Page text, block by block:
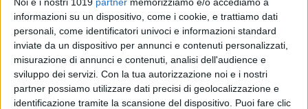
informazioni su un dispositivo, come i cookie, e trattiamo dati
personali, come identificatori univoci e informazioni standard
inviate da un dispositivo per annunci e contenuti personalizzati,
misurazione di annunci e contenuti, analisi dell'audience e
sviluppo dei servizi. Con la tua autorizzazione noi e i nostri
partner possiamo utilizzare dati precisi di geolocalizzazione e
identificazione tramite la scansione del dispositivo. Puoi fare clic
di La Redazione
L’Odissea vola
oltre il miliardo:
Nolan torna ai